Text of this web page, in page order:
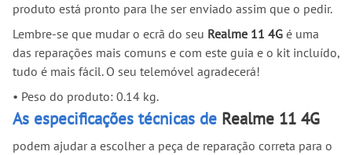
produto está pronto para lhe ser enviado assim que o pedir.
Lembre-se que mudar o ecrã do seu Realme 11 4G é uma
das reparações mais comuns e com este guia e o kit incluído,
tudo é mais fácil. O seu telemóvel agradecerá!
• Peso do produto: 0.14 kg.
As especificações técnicas de Realme 11 4G
podem ajudar a escolher a peça de reparação correta para o